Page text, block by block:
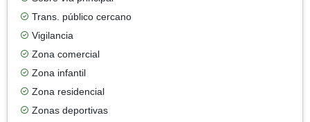
Trans. público cercano
Vigilancia
Zona comercial
Zona infantil
Zona residencial
Zonas deportivas